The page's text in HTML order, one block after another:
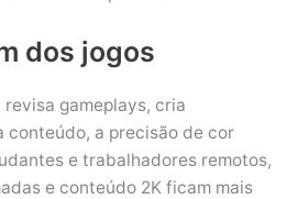
dos jogos
gameplays, cria
conteúdo, a precisão de cor
e trabalhadores remotos,
e conteúdo 2K ficam mais